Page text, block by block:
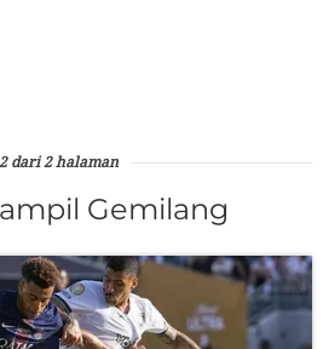
2 dari 2 halaman
Gemilang